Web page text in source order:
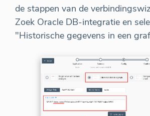
de stappen van de
Zoek Oracle DB-integratie en
"Historische gegevens in een